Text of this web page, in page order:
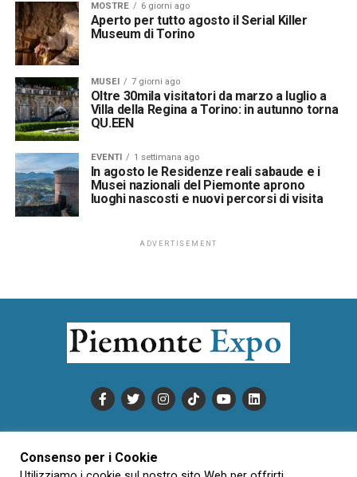
MOSTRE 6 giorni ago
Aperto per tutto agosto il Serial Killer
Museum di Torino
MUSEI 7 giorni ago
Oltre 30mila visitatori da marzo a luglio a
Villa della Regina a Torino: in autunno torna
QU.EEN
EVENTI 1 settimana ago
In agosto le Residenze reali sabaude e i
Musei nazionali del Piemonte aprono
luoghi nascosti e nuovi percorsi di visita
ADVERTISEMENT
INFORMATIVA SULLA PRIVACY
Consenso per i Cookie